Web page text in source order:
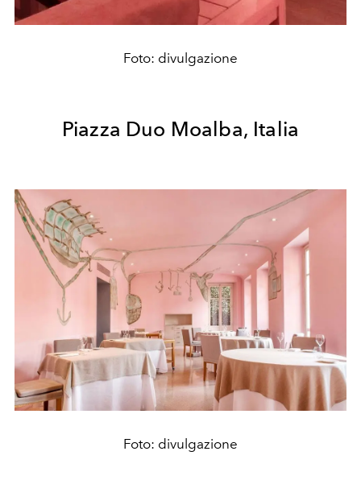
Foto: divulgazione
Piazza Duo Moalba, Italia
Foto: divulgazione